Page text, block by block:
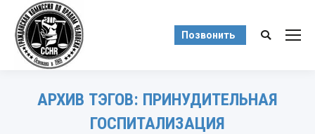
Позвонить Поиск:
АРХИВ ТЭГОВ: ПРИНУДИТЕЛЬНАЯ
ГОСПИТАЛИЗАЦИЯ